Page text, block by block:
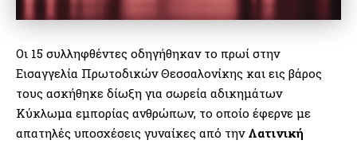
Οι 15 συλληφθέντες οδηγήθηκαν το πρωί στην
Εισαγγελία Πρωτοδικών Θεσσαλονίκης και εις βάρος
τους ασκήθηκε δίωξη για σωρεία αδικημάτων
Κύκλωμα εμπορίας ανθρώπων, το οποίο έφερνε με
απατηλές υποσχέσεις γυναίκες από την Λατινική